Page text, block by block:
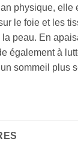
physique, elle
le foie et les
peau. En
également à
un sommeil plus